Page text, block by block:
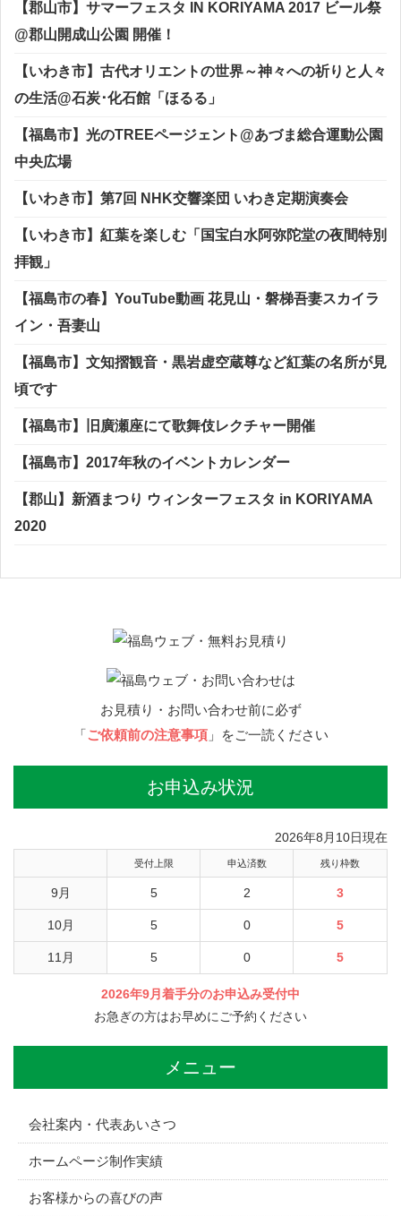
【郡山市】サマーフェスタ IN KORIYAMA 2017 ビール祭
@郡山開成山公園 開催！
【いわき市】古代オリエントの世界～神々への祈りと人々
の生活@石炭･化石館「ほるる」
【福島市】光のTREEページェント@あづま総合運動公園
中央広場
【いわき市】第7回 NHK交響楽団 いわき定期演奏会
【いわき市】紅葉を楽しむ「国宝白水阿弥陀堂の夜間特別
拝観」
【福島市の春】YouTube動画 花見山・磐梯吾妻スカイラ
イン・吾妻山
【福島市】文知摺観音・黒岩虚空蔵尊など紅葉の名所が見
頃です
【福島市】旧廣瀬座にて歌舞伎レクチャー開催
【福島市】2017年秋のイベントカレンダー
【郡山】新酒まつり ウィンターフェスタ in KORIYAMA
2020
お見積り・お問い合わせ前に必ず
「ご依頼前の注意事項」をご一読ください
お申込み状況
2026年8月10日現在
受付上限 申込済数 残り枠数
9月 5 2 3
10月 5 0 5
11月 5 0 5
2026年9月着手分のお申込み受付中
お急ぎの方はお早めにご予約ください
メニュー
会社案内・代表あいさつ
ホームページ制作実績
お客様からの喜びの声